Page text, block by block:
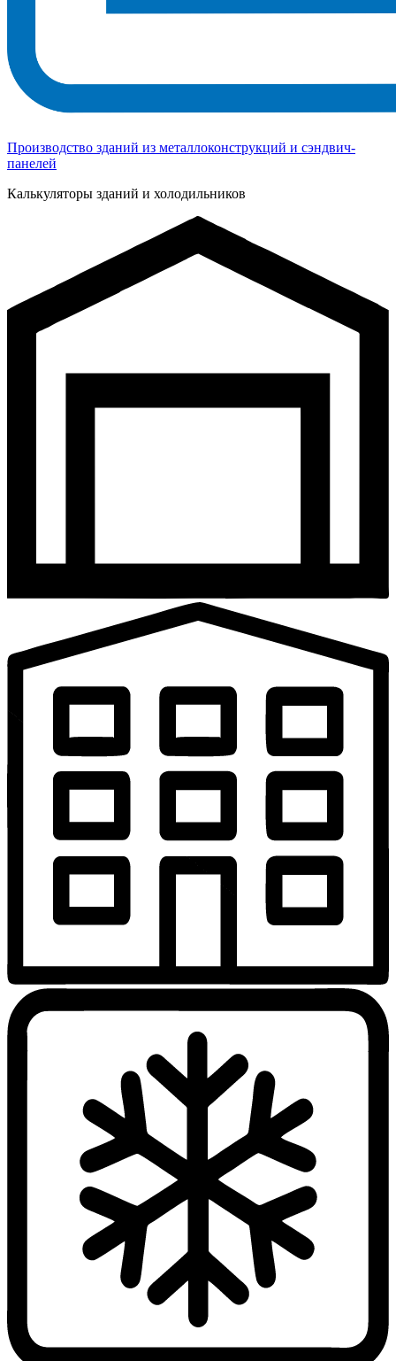
Производство зданий из металлоконструкций и сэндвич-
панелей
Калькуляторы зданий и холодильников